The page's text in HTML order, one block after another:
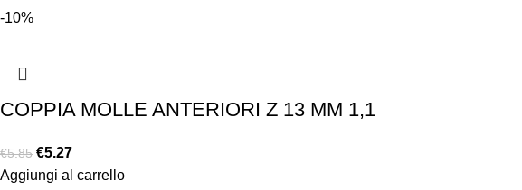
-10%
COPPIA MOLLE ANTERIORI Z 13 MM 1,1
€5.85 €5.27
Aggiungi al carrello